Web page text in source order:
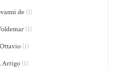
de (1)
(1)
(1)
Arrigo(1)